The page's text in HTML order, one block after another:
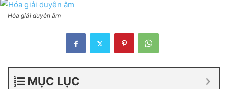
Hóa giải duyên âm
MỤC LỤC